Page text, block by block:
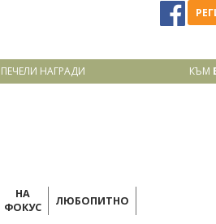
ПЕЧЕЛИ НАГРАДИ КЪМ
НА
ФОКУС
ЛЮБОПИТНО